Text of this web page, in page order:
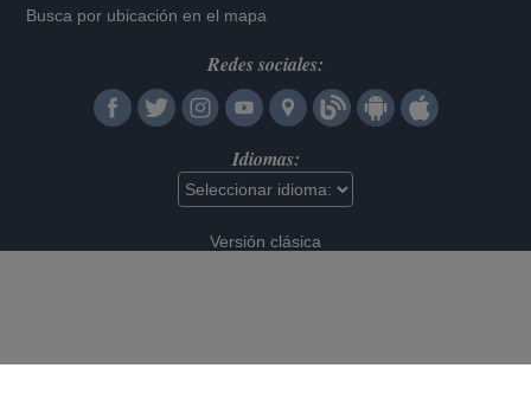
Busca por ubicación en el mapa
Redes sociales:
Idiomas:
Versión clásica